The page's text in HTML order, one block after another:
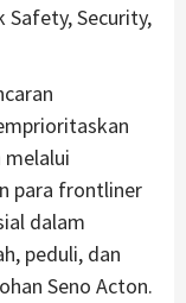
Security,
melalui
para frontliner
dalam
peduli, dan
Seno Acton.